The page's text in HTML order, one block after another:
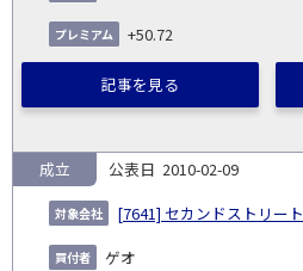
+50.72
記事を見る
2010-02-09
[7641] セカンドストリート
ゲオ
成立